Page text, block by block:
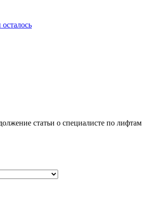
статьи о специалисте по лифтам